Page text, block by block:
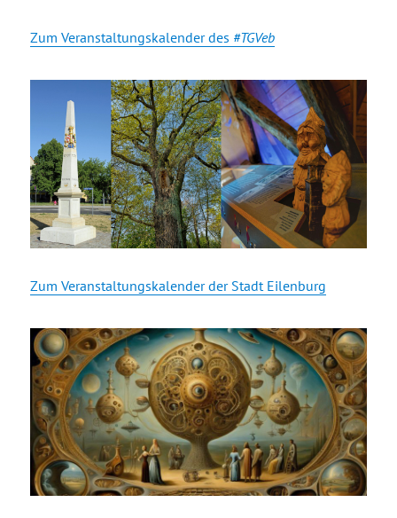
Zum Veranstaltungskalender des #TGVeb
Zum Veranstaltungskalender der Stadt Eilenburg